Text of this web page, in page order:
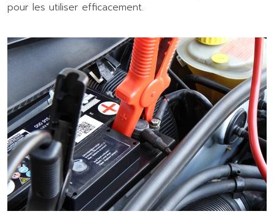
pour les utiliser efficacement.